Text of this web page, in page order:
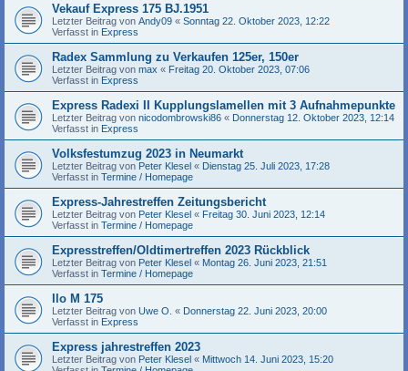
Vekauf Express 175 BJ.1951
Letzter Beitrag von Andy09 « Sonntag 22. Oktober 2023, 12:22
Verfasst in Express
Radex Sammlung zu Verkaufen 125er, 150er
Letzter Beitrag von max « Freitag 20. Oktober 2023, 07:06
Verfasst in Express
Express Radexi II Kupplungslamellen mit 3 Aufnahmepunkte
Letzter Beitrag von nicodombrowski86 « Donnerstag 12. Oktober 2023, 12:14
Verfasst in Express
Volksfestumzug 2023 in Neumarkt
Letzter Beitrag von Peter Klesel « Dienstag 25. Juli 2023, 17:28
Verfasst in Termine / Homepage
Express-Jahrestreffen Zeitungsbericht
Letzter Beitrag von Peter Klesel « Freitag 30. Juni 2023, 12:14
Verfasst in Termine / Homepage
Expresstreffen/Oldtimertreffen 2023 Rückblick
Letzter Beitrag von Peter Klesel « Montag 26. Juni 2023, 21:51
Verfasst in Termine / Homepage
Ilo M 175
Letzter Beitrag von Uwe O. « Donnerstag 22. Juni 2023, 20:00
Verfasst in Express
Express jahrestreffen 2023
Letzter Beitrag von Peter Klesel « Mittwoch 14. Juni 2023, 15:20